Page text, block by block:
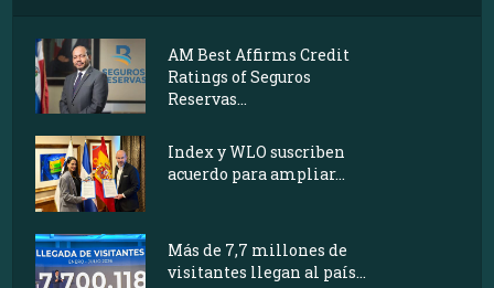
AM Best Affirms Credit
Ratings of Seguros
Reservas...
Index y WLO suscriben
acuerdo para ampliar...
Más de 7,7 millones de
visitantes llegan al país...